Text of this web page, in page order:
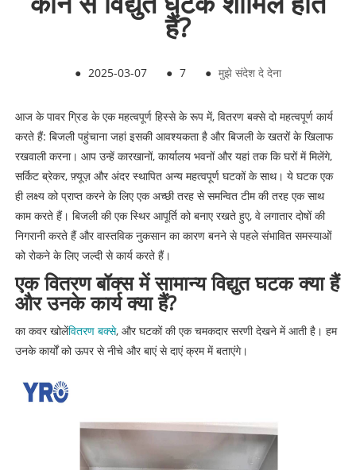
हैं?
● 2025-03-07 ● 7 ● मुझे संदेश दे देना
आज के पावर ग्रिड के एक महत्वपूर्ण हिस्से के रूप में, वितरण बक्से दो महत्वपूर्ण कार्य
करते हैं: बिजली पहुंचाना जहां इसकी आवश्यकता है और बिजली के खतरों के खिलाफ
रखवाली करना। आप उन्हें कारखानों, कार्यालय भवनों और यहां तक ​​कि घरों में मिलेंगे,
सर्किट ब्रेकर, फ़्यूज़ और अंदर स्थापित अन्य महत्वपूर्ण घटकों के साथ। ये घटक एक
ही लक्ष्य को प्राप्त करने के लिए एक अच्छी तरह से समन्वित टीम की तरह एक साथ
काम करते हैं। बिजली की एक स्थिर आपूर्ति को बनाए रखते हुए, वे लगातार दोषों की
निगरानी करते हैं और वास्तविक नुकसान का कारण बनने से पहले संभावित समस्याओं
को रोकने के लिए जल्दी से कार्य करते हैं।
एक वितरण बॉक्स में सामान्य विद्युत घटक क्या हैं
और उनके कार्य क्या हैं?
का कवर खोलेंवितरण बक्से, और घटकों की एक चमकदार सरणी देखने में आती है। हम
उनके कार्यों को ऊपर से नीचे और बाएं से दाएं क्रम में बताएंगे।